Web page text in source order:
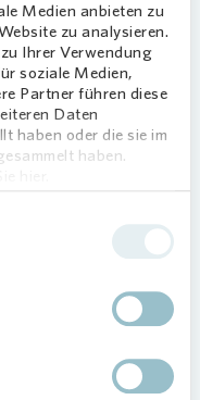
Medien anbieten zu
zu analysieren.
Ihrer Verwendung
soziale Medien,
Partner führen diese
Daten
haben oder die sie im
haben.
anders. In den
Schillerstraße in
vor zwei Jahren
nur die
über die
Auch für viele
zusehen.